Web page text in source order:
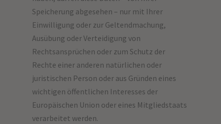
Speicherung abgesehen – nur mit Ihrer
Einwilligung oder zur Geltendmachung,
Ausübung oder Verteidigung von
Rechtsansprüchen oder zum Schutz der
Rechte einer anderen natürlichen oder
juristischen Person oder aus Gründen eines
wichtigen öffentlichen Interesses der
Europäischen Union oder eines Mitgliedstaats
verarbeitet werden.